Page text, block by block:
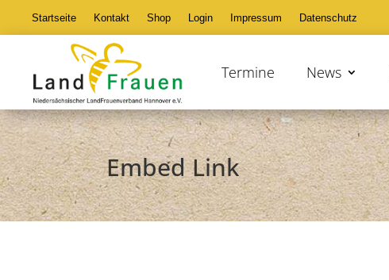
Startseite Kontakt Shop Login Impressum Datenschutz
Termine News
Embed Link